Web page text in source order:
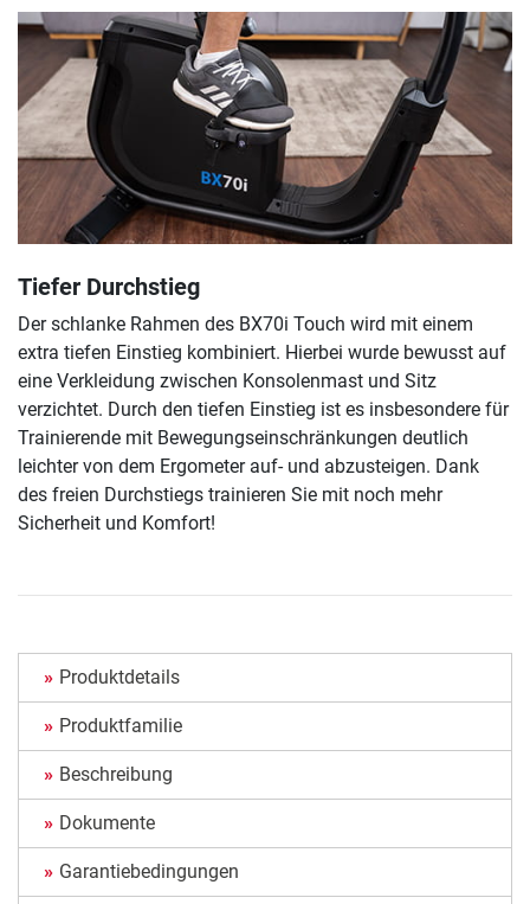
Tiefer Durchstieg
Der schlanke Rahmen des BX70i Touch wird mit einem
extra tiefen Einstieg kombiniert. Hierbei wurde bewusst auf
eine Verkleidung zwischen Konsolenmast und Sitz
verzichtet. Durch den tiefen Einstieg ist es insbesondere für
Trainierende mit Bewegungseinschränkungen deutlich
leichter von dem Ergometer auf- und abzusteigen. Dank
des freien Durchstiegs trainieren Sie mit noch mehr
Sicherheit und Komfort!
Produktdetails
Produktfamilie
Beschreibung
Dokumente
Garantiebedingungen